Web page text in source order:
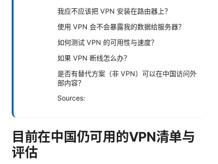
我应不应该把 VPN 安装在路由器上？
使用 VPN 会不会暴露我的数据给服务器？
如何测试 VPN 的可用性与速度？
如果 VPN 断线怎么办？
是否有替代方案（非 VPN）可以在中国访问外
部内容？
Sources:
目前在中国仍可用的VPN清单与
评估